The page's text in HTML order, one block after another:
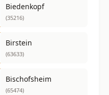
Biedenkopf
(35216)
Birstein
(63633)
Bischofsheim
(65474)